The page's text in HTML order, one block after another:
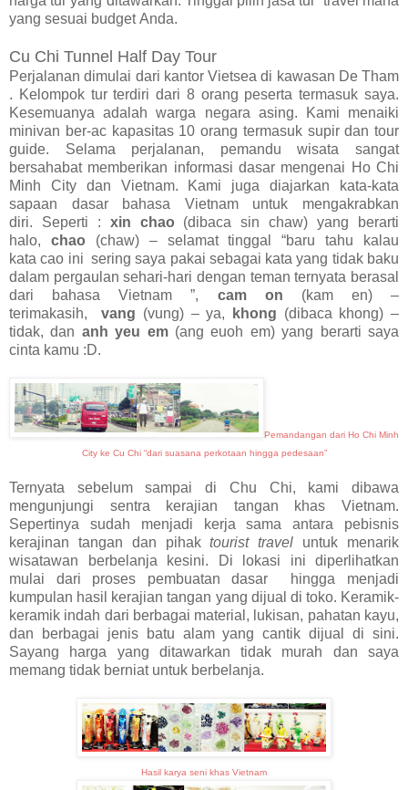
yang sesuai budget Anda.
Cu Chi Tunnel Half Day Tour
Perjalanan dimulai dari kantor Vietsea di kawasan De Tham
. Kelompok tur terdiri dari 8 orang peserta termasuk saya.
Kesemuanya adalah warga negara asing. Kami menaiki
minivan ber-ac kapasitas 10 orang termasuk supir dan tour
guide. Selama perjalanan, pemandu wisata sangat
bersahabat memberikan informasi dasar mengenai Ho Chi
Minh City dan Vietnam. Kami juga diajarkan kata-kata
sapaan dasar bahasa Vietnam untuk mengakrabkan
diri. Seperti : xin chao (dibaca sin chaw) yang berarti
halo, chao (chaw) – selamat tinggal “baru tahu kalau
kata cao ini sering saya pakai sebagai kata yang tidak baku
dalam pergaulan sehari-hari dengan teman ternyata berasal
dari bahasa Vietnam ”, cam on (kam en) –
terimakasih,
vang (vung) – ya, khong (dibaca khong) –
tidak, dan anh yeu em(ang euoh em) yang berarti saya
cinta kamu :D.
Pemandangan dari Ho Chi Minh
City ke Cu Chi “dari suasana perkotaan hingga pedesaan”
Ternyata sebelum sampai di Chu Chi, kami dibawa
mengunjungi sentra kerajian tangan khas Vietnam.
Sepertinya sudah menjadi kerja sama antara pebisnis
kerajinan tangan dan pihaktourist travel untuk menarik
wisatawan berbelanja kesini. Di lokasi ini diperlihatkan
mulai dari proses pembuatan dasar hingga menjadi
kumpulan hasil kerajian tangan yang dijual di toko. Keramik-
keramik indah dari berbagai material, lukisan, pahatan kayu,
dan berbagai jenis batu alam yang cantik dijual di sini.
Sayang harga yang ditawarkan tidak murah dan saya
memang tidak berniat untuk berbelanja.
Hasil karya seni khas Vietnam